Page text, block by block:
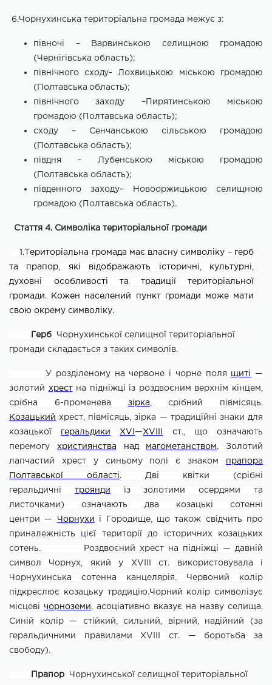
6.Чорнухинська територіальна громада межує з:
півночі – Варвинською селищною громадою
(Чернігівська область);
північногосходу- Лохвицькою міською громадою
(Полтавська область);
північного заходу –Пирятинською міською
громадою (Полтавська область);
сходу – Сенчанською сільською громадою
(Полтавська область);
півдня – Лубенською міською громадою
(Полтавська область);
південного заходу– Новооржицькою селищною
громадою (Полтавська область).
Стаття 4. Символіка територіальної громади
1.Територіальна громада має власну символіку – герб
та прапор, які відображають історичні, культурні,
духовні особливості та традиції територіальної
громади. Кожен населений пункт громади може мати
свою окрему символіку.
Герб
Чорнухинської селищної територіальної
громади складається з таких символів.
У розділеному на червоне і чорне поля щиті
—
золотий
хрест на підніжці із роздвоєним верхнім кінцем,
срібна 6-променева
зірка , срібний півмісяць.
Козацький хрест, півмісяць, зірка
— традиційні знаки для
козацької
геральдики XVI —XVIII
ст., що означають
перемогу
християнства над магометанством. Золотий
лапчастий хрест у синьому полі є знаком
прапора
Полтавської області. Дві квітки (срібні
геральдичні
троянди
із золотими осердями та
листочками) означають два козацькі сотенні
центри
— Чорнухи і
Городище, що також свідчить про
приналежність цієї території до історичних козацьких
сотень. Роздвоєний хрест на підніжці
— давній
символ Чорнух, який у
XVIIIст. використовувала і
Чорнухинська сотенна канцелярія. Червоний колір
підкреслює козацьку традицію.Чорний колір символізує
місцеві
чорноземи
асоціативно вказує на назву селища.
Синій колір
— стійкий, сильний, вірний, надійний (за
геральдичними правилами XVIIIст.
— боротьба за
свободу).
Прапор Чорнухинської селищної територіальної